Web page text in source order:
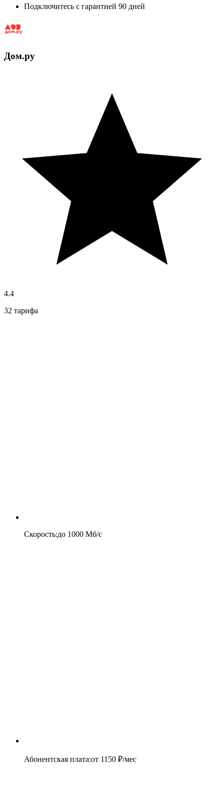
Подключитесь с гарантией 90 дней
Дом.ру
4.4
32 тарифа
Скорость:до 1000 Мб/c
Абонентская плата:от 1150 ₽/мес